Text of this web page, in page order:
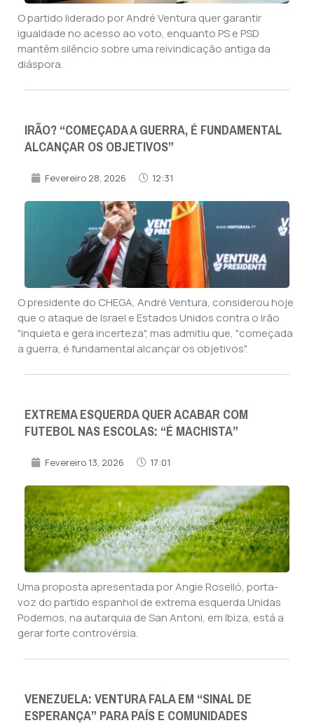
O partido liderado por André Ventura quer garantir
igualdade no acesso ao voto, enquanto PS e PSD
mantêm silêncio sobre uma reivindicação antiga da
diáspora.
IRÃO? “COMEÇADA A GUERRA, É FUNDAMENTAL
ALCANÇAR OS OBJETIVOS”
Fevereiro 28, 2026 12:31
O presidente do CHEGA, André Ventura, considerou hoje
que o ataque de Israel e Estados Unidos contra o Irão
"inquieta e gera incerteza", mas admitiu que, "começada
a guerra, é fundamental alcançar os objetivos".
EXTREMA ESQUERDA QUER ACABAR COM
FUTEBOL NAS ESCOLAS: “É MACHISTA”
Fevereiro 13, 2026 17:01
Uma proposta apresentada por Angie Roselló, porta-
voz do partido espanhol de extrema esquerda Unidas
Podemos, na autarquia de San Antoni, em Ibiza, está a
gerar forte controvérsia.
VENEZUELA: VENTURA FALA EM “SINAL DE
ESPERANÇA” PARA PAÍS E COMUNIDADES